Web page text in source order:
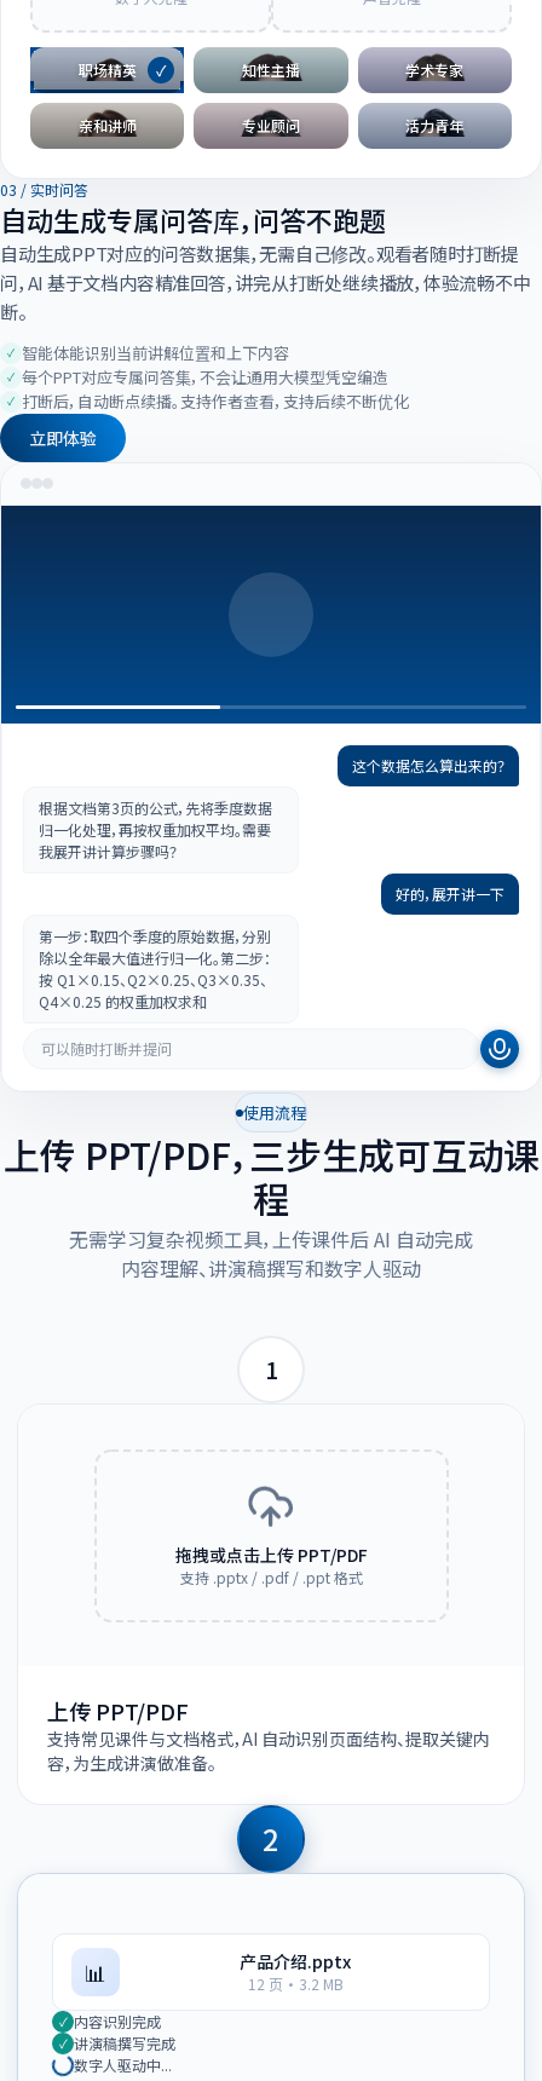
✓
职场精英 知性主播 学术专家
亲和讲师 专业顾问 活力青年
03 / 实时问答
自动生成专属问答库，问答不跑题
自动生成PPT对应的问答数据集，无需自己修改。观看者随时打断提
问，AI 基于文档内容精准回答，讲完从打断处继续播放，体验流畅不中
断。
智能体能识别当前讲解位置和上下内容
每个PPT对应专属问答集，不会让通用大模型凭空编造
打断后，自动断点续播。支持作者查看，支持后续不断优化
立即体验
这个数据怎么算出来的？
根据文档第3页的公式，先将季度数据
归一化处理，再按权重加权平均。需要
我展开讲计算步骤吗？
好的，展开讲一下
第一步：取四个季度的原始数据，分别
除以全年最大值进行归一化。第二步：
按 Q1×0.15、Q2×0.25、Q3×0.35、
Q4×0.25 的权重加权求和
可以随时打断并提问
使用流程
上传 PPT/PDF，三步生成可互动课
程
无需学习复杂视频工具，上传课件后 AI 自动完成
内容理解、讲演稿撰写和数字人驱动
1
拖拽或点击上传 PPT/PDF
支持 .pptx / .pdf / .ppt 格式
上传 PPT/PDF
支持常见课件与文档格式，AI 自动识别页面结构、提取关键内
容，为生成讲演做准备。
2
📊 产品介绍.pptx
12 页 · 3.2 MB
内容识别完成
讲演稿撰写完成
数字人驱动中...